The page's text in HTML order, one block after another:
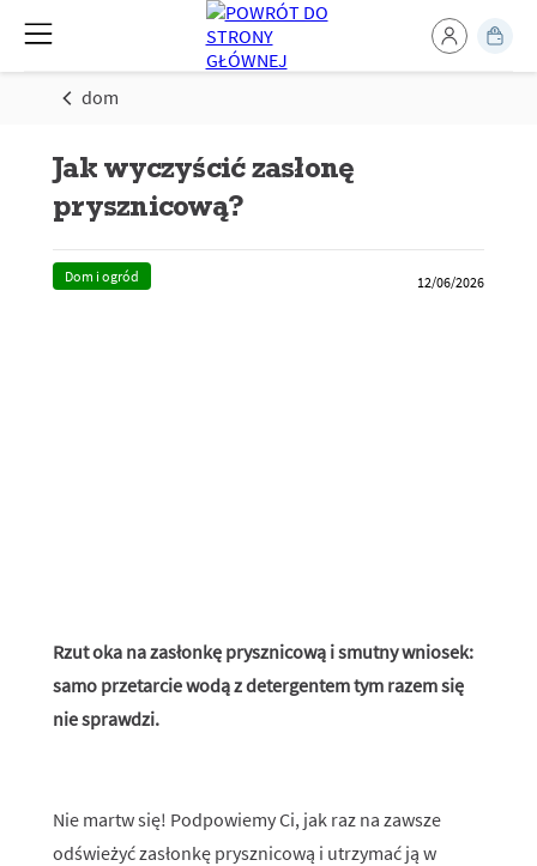
dom
Jak wyczyścić zasłonę
prysznicową?
Dom i ogród 12/06/2026
Rzut oka na zasłonkę prysznicową i smutny wniosek:
samo przetarcie wodą z detergentem tym razem się
nie sprawdzi.
Nie martw się! Podpowiemy Ci, jak raz na zawsze
odświeżyć zasłonkę prysznicową i utrzymać ją w